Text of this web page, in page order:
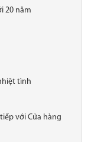
20 năm
tình
với Cửa hàng